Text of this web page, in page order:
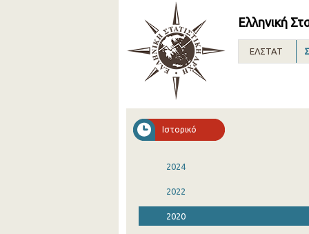
Ελληνική
ΕΛΣΤΑΤ
Ιστορικό
2024
2022
2020